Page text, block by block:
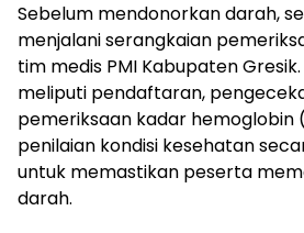
Sebelum mendonorkan darah,
menjalani serangkaian
tim medis PMI Kabupaten
meliputi pendaftaran,
pemeriksaan kadar hemoglobin
penilaian kondisi kesehatan
untuk memastikan peserta
darah.